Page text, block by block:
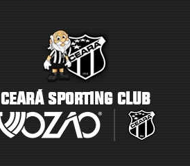
CEARÁ SPORTING CLUB